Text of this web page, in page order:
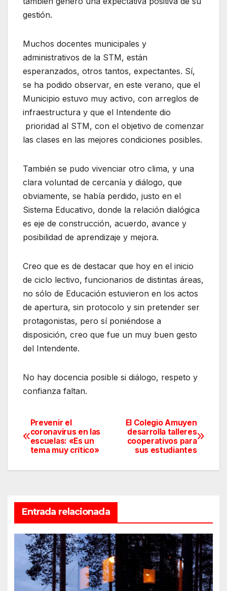
gestión.
Muchos docentes municipales y
administrativos de la STM, están
esperanzados, otros tantos, expectantes. Sí,
se ha podido observar, en este verano, que el
Municipio estuvo muy activo, con arreglos de
infraestructura y que el Intendente dio
prioridad al STM, con el objetivo de comenzar
las clases en las mejores condiciones posibles.
También se pudo vivenciar otro clima, y una
clara voluntad de cercanía y diálogo, que
obviamente, se había perdido, justo en el
Sistema Educativo, donde la relación dialógica
es eje de construcción, acuerdo, avance y
posibilidad de aprendizaje y mejora.
Creo que es de destacar que hoy en el inicio
de ciclo lectivo, funcionarios de distintas áreas,
no sólo de Educación estuvieron en los actos
de apertura, sin protocolo y sin pretender ser
protagonistas, pero sí poniéndose a
disposición, creo que fue un muy buen gesto
del Intendente.
No hay docencia posible si diálogo, respeto y
confianza faltan.
Navegación
de
entradas
El Colegio Amuyen
desarrolla talleres
cooperativos para
sus estudiantes
Prevenir el
coronavirus en las
escuelas: «Es un
tema muy crítico»
Entrada relacionada